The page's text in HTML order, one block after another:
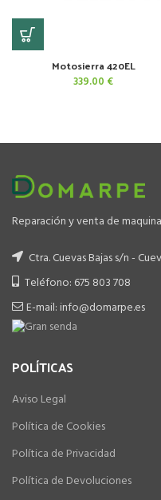
Motosierra 420EL
339.00 €
Reparación y venta de
Ctra. Cuevas Bajas s/n -
Teléfono: 675 803 708
E-mail: info@domarpe.es
POLÍTICAS
Aviso Legal
Política de Cookies
Política de Privacidad
Política de Devoluciones